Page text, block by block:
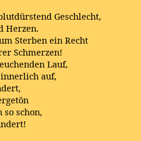
Geschlecht,
Herzen.
Sterben ein Recht
Schmerzen!
Lauf,
auf,
schon,